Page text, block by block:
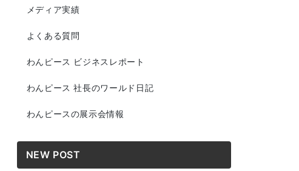
メディア実績
よくある質問
わんピース ビジネスレポート
わんピース 社長のワールド日記
わんピースの展示会情報
NEW POST